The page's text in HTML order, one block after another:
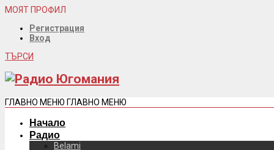
МОЯТ ПРОФИЛ
Регистрация
Вход
ТЪРСИ
ГЛАВНО МЕНЮ ГЛАВНО МЕНЮ
Начало
Радио
Belami